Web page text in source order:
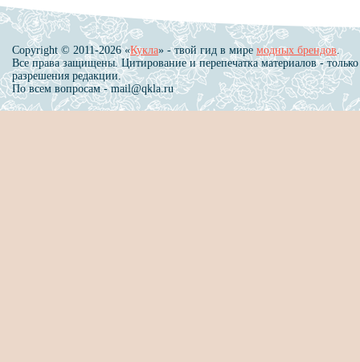
Copyright © 2011-2026 «Кукла» - твой гид в мире модных брендов.
Все права защищены. Цитирование и перепечатка материалов - только
разрешения редакции.
По всем вопросам - mail@qkla.ru